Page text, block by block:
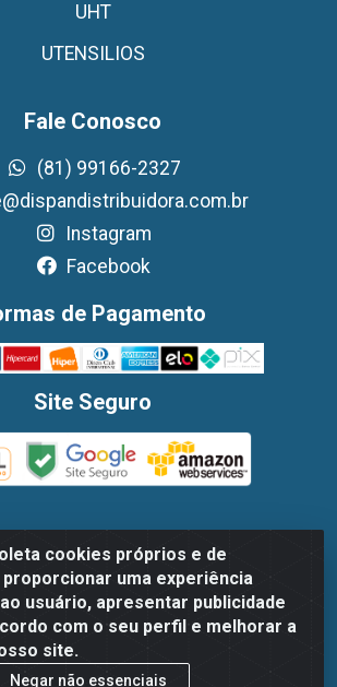
cookies próprios e de
uma experiência
usuário, apresentar publicidade
com o seu perfil e melhorar a
site.
Negar não essenciais
UHT
UTENSILIOS
Fale Conosco
(81) 99166-2327
Instagram
Facebook
de Pagamento
Site Seguro
de Alimentos LTDA - Avenida Marechal
Moraes, 1048- Imbiribeira, Recife/PE - CEP
000 - CNPJ 30.779.584/0003-78